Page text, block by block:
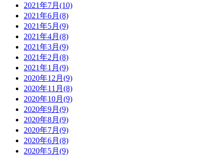
2021年7月(10)
2021年6月(8)
2021年5月(9)
2021年4月(8)
2021年3月(9)
2021年2月(8)
2021年1月(9)
2020年12月(9)
2020年11月(8)
2020年10月(9)
2020年9月(9)
2020年8月(9)
2020年7月(9)
2020年6月(8)
2020年5月(9)